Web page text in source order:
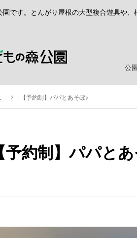
です。とんがり屋根の大型複合遊具や
公
【予約制】パパとあそぼ♪
【予約制】パパと